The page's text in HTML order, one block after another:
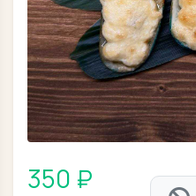
350 ₽